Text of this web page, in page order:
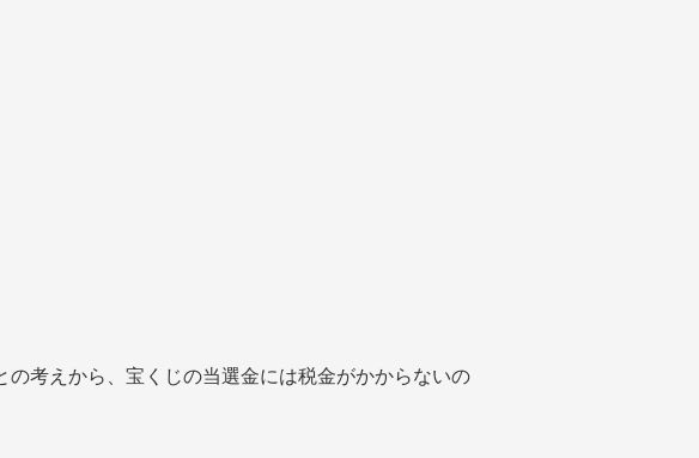
考えから、宝くじの当選金には税金がかからないの